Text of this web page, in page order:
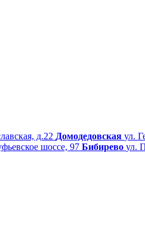
д.22 Домодедовская ул.
шоссе, 97 Бибирево ул.